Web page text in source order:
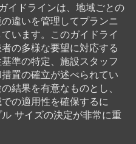
イドラインは、地域ごとの
違いを管理してプランニ
います。このガイドライ
の多様な要望に対応する
準の特定、施設スタッフ
置の確立が述べられてい
結果を有意なものとし、
の適用性を確保するに
サイズの決定が非常に重